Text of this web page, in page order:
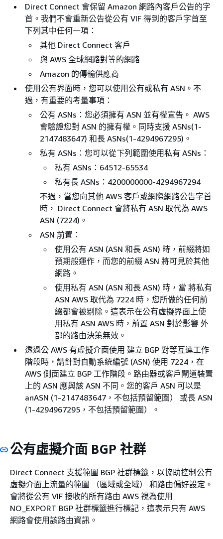
Direct Connect 會保留 Amazon 網路內客戶公告的字
首。我們不會重新公告從公有 VIF 得到的客戶字首至
下列其中任何一項：
其他 Direct Connect 客戶
與 AWS 全球網路對等的網路
Amazon 的傳輸供應商
使用公有界面時，您可以使用公有或私有 ASN。不
過，有重要的考量事項：
公有 ASNs：您必須擁有 ASN 並有權宣告。 AWS
會驗證您對 ASN 的擁有權。同時支援 ASNs(1-
2147483647) 和長 ASNs(1-4294967295)。
私有 ASNs：您可以從下列範圍使用私有 ASNs：
私有 ASNs：64512-65534
私有長 ASNs：4200000000-4294967294
不過，當您向其他 AWS 客戶或網際網路公告字首
時， Direct Connect 會將私有 ASN 取代為 AWS
ASN (7224)。
ASN 前置：
使用公有 ASN (ASN 和長 ASN) 時，前綴將如
預期般運作，而您的前綴 ASN 將可見於其他
網路。
使用私有 ASN (ASN 和長 ASN) 時，當 將私有
ASN AWS 取代為 7224 時，您所做的任何前
綴都會被剔除。這表示在公有虛擬界面上使
用私有 ASN AWS 時，前置 ASN 對於影響 外
部的路由決策無效。
透過公 AWS 有虛擬介面使用 建立 BGP 對等互連工作
階段時，請針對自動系統編號 (ASN) 使用 7224，在
AWS 側面建立 BGP 工作階段。路由器或客戶閘道裝置
上的 ASN 應與該 ASN 不同。您的客戶 ASN 可以是
anASN (1-2147483647，不包括預留範圍） 或長 ASN
(1-4294967295，不包括預留範圍）。
公有虛擬介面 BGP 社群
Direct Connect 支援範圍 BGP 社群標籤，以協助控制公有
虛擬介面上流量的範圍 （區域或全域） 和路由偏好設定。
會將從公有 VIF 接收的所有路由 AWS 視為使用
NO_EXPORT BGP 社群標籤進行標記，這表示只有 AWS
網路會使用該路由資訊。